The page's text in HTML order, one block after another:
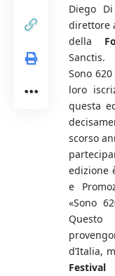
Diego
direttore
della
Sanctis.
Sono
loro
questa
scorso
edizione
e
«Sono
d’Italia,
Festival